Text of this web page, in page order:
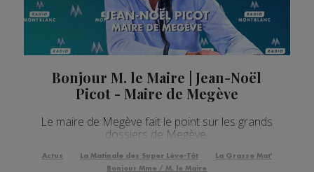
Bonjour M. le Maire | Jean-Noël
Picot - Maire de Megève
Le maire de Megève fait le point sur les grands
dossiers de Megève.
Actus La Matinale des Super Lève-Tôt
La Grasse Mat'
Bonjour Mme / M. le Maire